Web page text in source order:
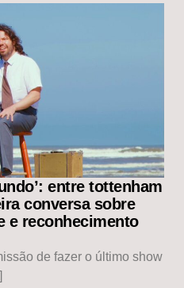
entre tottenham
conversa sobre
e reconhecimento
de fazer o último show